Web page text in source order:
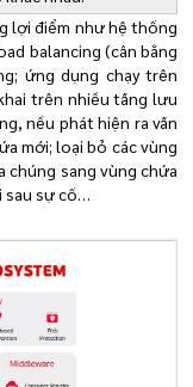
lợi điểm như hệ thống
balancing (cân bằng
ứng dụng chạy trên
trên nhiều tầng lưu
nếu phát hiện ra vấn
mới; loại bỏ các vùng
chúng sang vùng chứa
sau sự cố…